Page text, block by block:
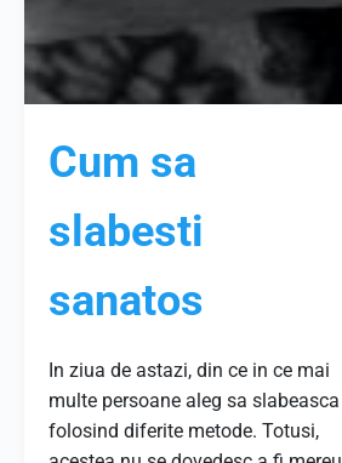
Cum sa
slabesti
sanatos
In ziua de astazi, din ce in ce mai
multe persoane aleg sa slabeasca
folosind diferite metode. Totusi,